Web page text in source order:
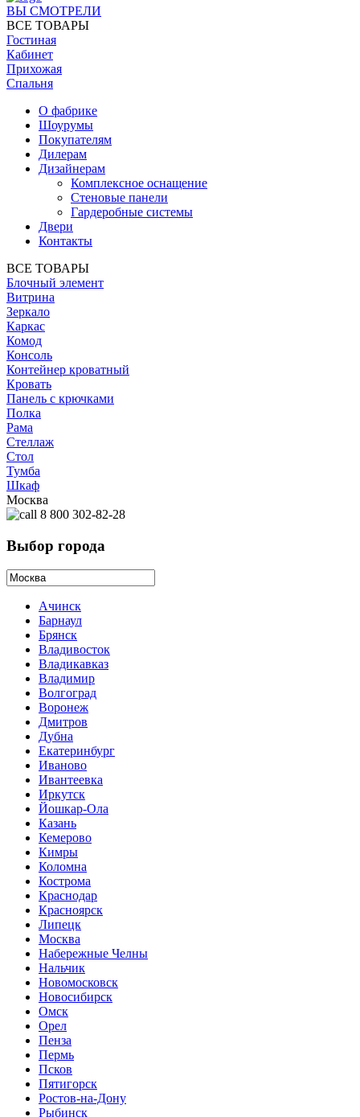
ВЫ СМОТРЕЛИ
ВСЕ ТОВАРЫ
Гостиная
Кабинет
Прихожая
Спальня
О фабрике
Шоурумы
Покупателям
Дилерам
Дизайнерам
Комплексное оснащение
Стеновые панели
Гардеробные системы
Двери
Контакты
ВСЕ ТОВАРЫ
Блочный элемент
Витрина
Зеркало
Каркас
Комод
Консоль
Контейнер кроватный
Кровать
Панель с крючками
Полка
Рама
Стеллаж
Стол
Тумба
Шкаф
Москва
8 800 302-82-28
Выбор города
Ачинск
Барнаул
Брянск
Владивосток
Владикавказ
Владимир
Волгоград
Воронеж
Дмитров
Дубна
Екатеринбург
Иваново
Ивантеевка
Иркутск
Йошкар-Ола
Казань
Кемерово
Кимры
Коломна
Кострома
Краснодар
Красноярск
Липецк
Москва
Набережные Челны
Нальчик
Новомосковск
Новосибирск
Омск
Орел
Пенза
Пермь
Псков
Пятигорск
Ростов-на-Дону
Рыбинск